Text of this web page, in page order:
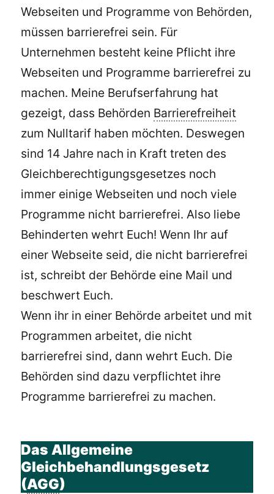
Webseiten und Programme von Behörden,
müssen barrierefrei sein. Für
Unternehmen besteht keine Pflicht ihre
Webseiten und Programme barrierefrei zu
machen. Meine Berufserfahrung hat
gezeigt, dass Behörden Barrierefreiheit
zum Nulltarif haben möchten. Deswegen
sind 14 Jahre nach in Kraft treten des
Gleichberechtigungsgesetzes noch
immer einige Webseiten und noch viele
Programme nicht barrierefrei. Also liebe
Behinderten wehrt Euch! Wenn Ihr auf
einer Webseite seid, die nicht barrierefrei
ist, schreibt der Behörde eine Mail und
beschwert Euch.
Wenn ihr in einer Behörde arbeitet und mit
Programmen arbeitet, die nicht
barrierefrei sind, dann wehrt Euch. Die
Behörden sind dazu verpflichtet ihre
Programme barrierefrei zu machen.
Das Allgemeine
Gleichbehandlungsgesetz
(AGG)